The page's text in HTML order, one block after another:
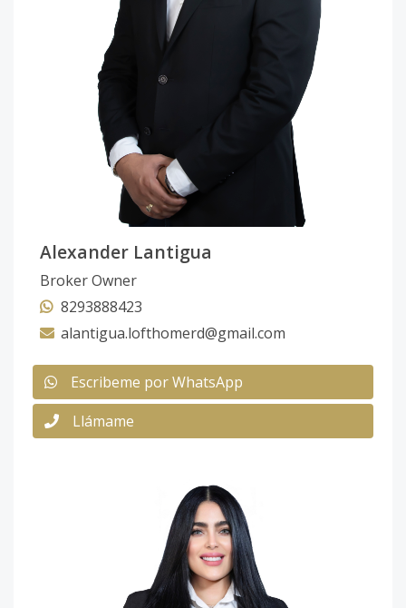
Alexander Lantigua
Broker Owner
8293888423
alantigua.lofthomerd@gmail.com
Escribeme por WhatsApp
Llámame